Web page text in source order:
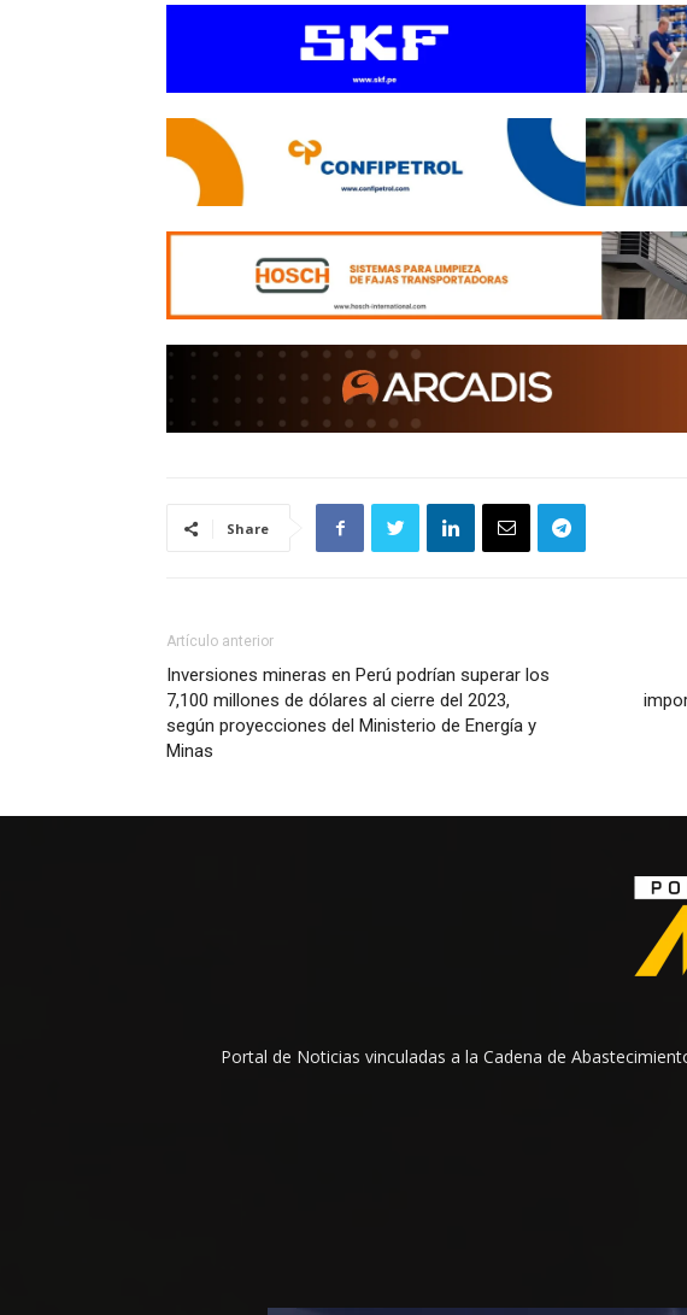
Share
Artículo anterior
Inversiones mineras en Perú podrían superar los
7,100 millones de dólares al cierre del 2023,
según proyecciones del Ministerio de Energía y
Minas
Portal de Noticias vinculadas a la Cadena de